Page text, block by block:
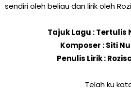
sendiri oleh beliau dan lirik oleh
Tajuk Lagu : Tertulis
Komposer : Siti
Penulis Lirik :
Telah ku